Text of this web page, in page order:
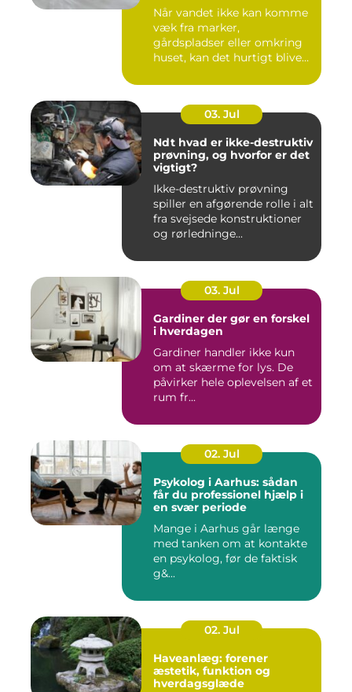
Når vandet ikke kan komme
væk fra marker,
gårdspladser eller omkring
huset, kan det hurtigt blive
03. Jul
Ndt hvad er ikke-destruktiv
prøvning, og hvorfor er det
vigtigt?
Ikke-destruktiv prøvning
spiller en afgørende rolle i alt
fra svejsede konstruktioner
og rørledninge...
03. Jul
Gardiner der gør en forskel
i hverdagen
Gardiner handler ikke kun
om at skærme for lys. De
påvirker hele oplevelsen af et
rum fr...
02. Jul
Psykolog i Aarhus: sådan
får du professionel hjælp i
en svær periode
Mange i Aarhus går længe
med tanken om at kontakte
en psykolog, før de faktisk
g&...
02. Jul
Haveanlæg: forener
æstetik, funktion og
hverdagsglæde